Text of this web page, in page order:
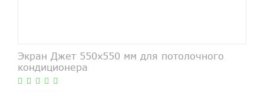
Экран Джет 550х550 мм для потолочного
кондиционера